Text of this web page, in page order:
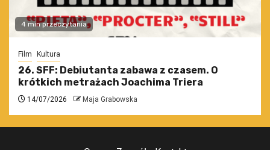
4 min przeczytania
Film Kultura
26. SFF: Debiutanta zabawa z czasem. O
krótkich metrażach Joachima Triera
14/07/2026 Maja Grabowska